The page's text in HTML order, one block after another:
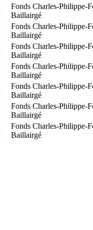
Fonds Charles-Philippe-
Baillairgé
Fonds Charles-Philippe-
Baillairgé
Fonds Charles-Philippe-
Baillairgé
Fonds Charles-Philippe-
Baillairgé
Fonds Charles-Philippe-
Baillairgé
Fonds Charles-Philippe-
Baillairgé
Fonds Charles-Philippe-
Baillairgé